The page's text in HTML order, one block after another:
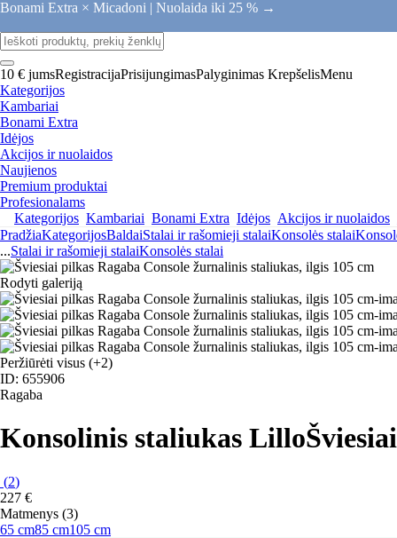
Bonami Extra × Micadoni | Nuolaida iki 25 % →
10 € jumsRegistracijaPrisijungimasPalyginimas KrepšelisMenu
Kategorijos
Kambariai
Bonami Extra
Idėjos
Akcijos ir nuolaidos
Naujienos
Premium produktai
Profesionalams
Kategorijos Kambariai Bonami Extra Idėjos Akcijos ir nuolaidos
PradžiaKategorijosBaldaiStalai ir rašomieji stalaiKonsolės stalai
...Stalai ir rašomieji stalaiKonsolės stalai
Rodyti galeriją
Peržiūrėti visus (+2)
ID: 655906
Ragaba
Konsolinis staliukas Lillo
(2)
227 €
Matmenys (3)
65 cm85 cm105 cm